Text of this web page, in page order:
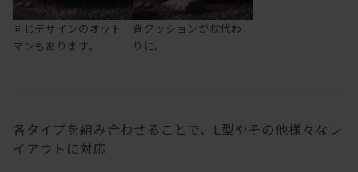
同じデザインのオット
マンもあります。
背クッションが枕代わ
りに。
各タイプを組み合わせることで、L型やその他様々なレ
イアウトに対応